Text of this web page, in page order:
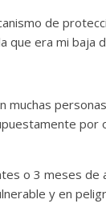
de
que era mi baja
muchas
por
o 3 meses de
y en